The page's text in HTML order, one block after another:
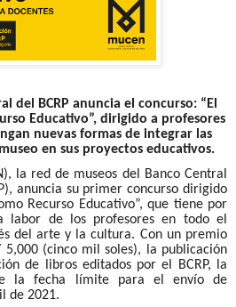
del BCRP anuncia el concurso: “El
Educativo”, dirigido a profesores
nuevas formas de integrar las
en sus proyectos educativos.
la red de museos del Banco Central
anuncia su primer concurso dirigido
Recurso Educativo”, que tiene por
labor de los profesores en todo el
del arte y la cultura. Con un premio
(cinco mil soles), la publicación
de libros editados por el BCRP, la
la fecha límite para el envío de
de 2021.